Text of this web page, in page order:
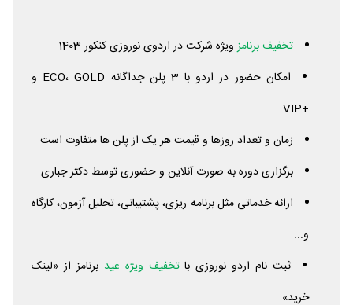
تخفیف برنامزویژه شرکت در اردوی نوروزی کنکور 1403
امکان حضور در اردو با 3 پلن جداگانه ECO،
GOLD
و
+VIP
زمان و تعداد روزها و قیمت هر یک از پلن ها متفاوت است
برگزاری دوره به صورت آنلاین و حضوری توسط دکتر جباری
ارائه خدماتی مثل برنامه ریزی، پشتیبانی، تحلیل آزمون، کارگاه
و...
ثبت نام اردو نوروزی باتخفیف ویژه عید برنامز از «لینک
خرید»